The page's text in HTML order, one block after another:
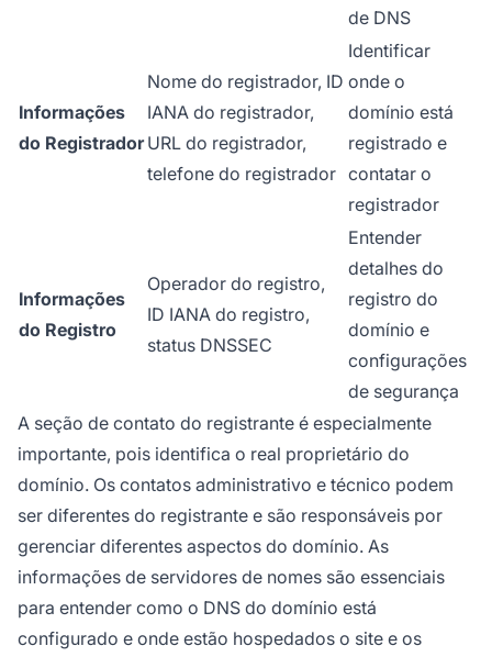
de DNS
Informações
do Registrador
Nome do registrador, ID
IANA do registrador,
URL do registrador,
telefone do registrador
Identificar
onde o
domínio está
registrado e
contatar o
registrador
Informações
do Registro
Operador do registro,
ID IANA do registro,
status DNSSEC
Entender
detalhes do
registro do
domínio e
configurações
de segurança
A seção de contato do registrante é especialmente
importante, pois identifica o real proprietário do
domínio. Os contatos administrativo e técnico podem
ser diferentes do registrante e são responsáveis por
gerenciar diferentes aspectos do domínio. As
informações de servidores de nomes são essenciais
para entender como o DNS do domínio está
configurado e onde estão hospedados o site e os